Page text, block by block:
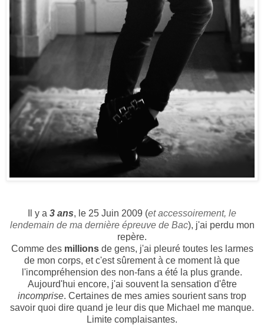
Il y a 3 ans, le 25 Juin 2009 (et accessoirement, le
lendemain de ma dernière épreuve de Bac), j'ai perdu mon
repère.
Comme des millionsde gens, j'ai pleuré toutes les larmes
de mon corps, et c'est sûrement à ce moment là que
l'incompréhension des non-fans a été la plus grande.
Aujourd'hui encore, j'ai souvent la sensation d'être
incomprise. Certaines de mes amies sourient sans trop
savoir quoi dire quand je leur dis que Michael me manque.
Limite complaisantes.